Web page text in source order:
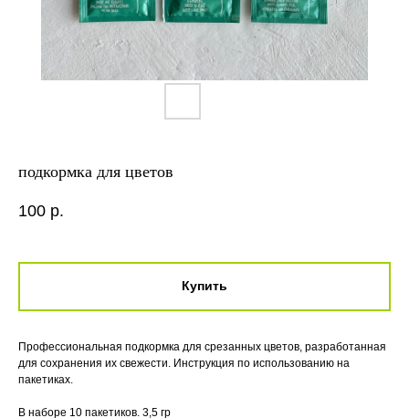
подкормка для цветов
100 р.
Купить
Профессиональная подкормка для срезанных цветов, разработанная
для сохранения их свежести. Инструкция по использованию на
пакетиках.
В наборе 10 пакетиков. 3,5 гр